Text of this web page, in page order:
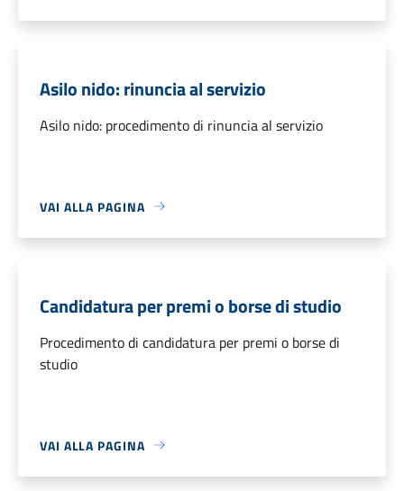
Asilo nido: rinuncia al servizio
Asilo nido: procedimento di rinuncia al servizio
VAI ALLA PAGINA
Candidatura per premi o borse di studio
Procedimento di candidatura per premi o borse di
studio
VAI ALLA PAGINA